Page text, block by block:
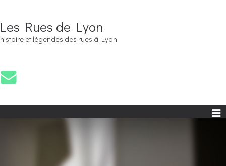
Les Rues de Lyon
histoire et légendes des rues à Lyon